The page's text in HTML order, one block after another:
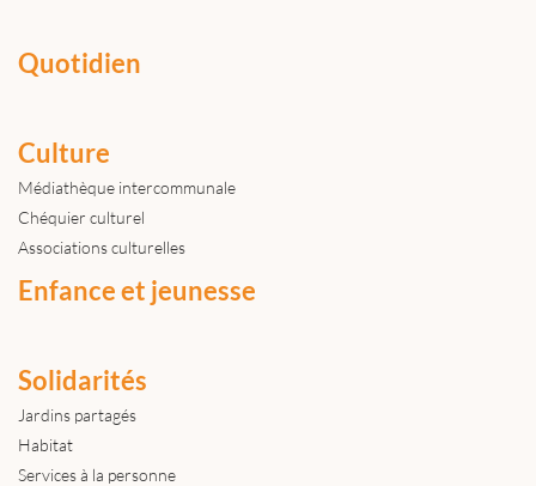
Quotidien
Culture
Médiathèque intercommunale
Chéquier culturel
Associations culturelles
Enfance et jeunesse
Solidarités
Jardins partagés
Habitat
Services à la personne